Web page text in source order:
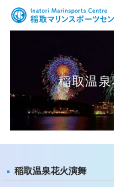
稲取温
稲取温泉花火演舞